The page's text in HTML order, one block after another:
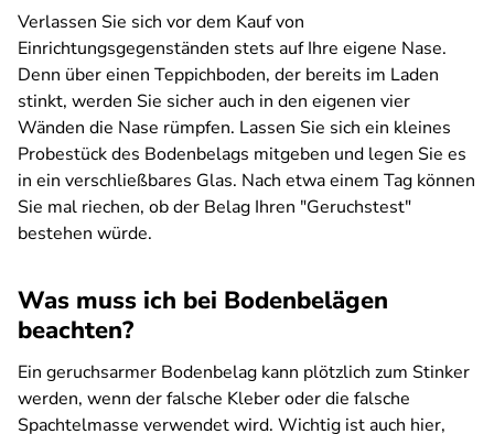
Verlassen Sie sich vor dem Kauf von
Einrichtungsgegenständen stets auf Ihre eigene Nase.
Denn über einen Teppichboden, der bereits im Laden
stinkt, werden Sie sicher auch in den eigenen vier
Wänden die Nase rümpfen. Lassen Sie sich ein kleines
Probestück des Bodenbelags mitgeben und legen Sie es
in ein verschließbares Glas. Nach etwa einem Tag können
Sie mal riechen, ob der Belag Ihren "Geruchstest"
bestehen würde.
Was muss ich bei Bodenbelägen
beachten?
Ein geruchsarmer Bodenbelag kann plötzlich zum Stinker
werden, wenn der falsche Kleber oder die falsche
Spachtelmasse verwendet wird. Wichtig ist auch hier,